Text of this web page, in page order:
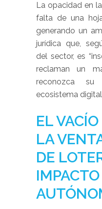
La opacidad en
falta de una
generando un
jurídica que,
del sector, es
reclaman un
reconozca
ecosistema
EL
LA
DE